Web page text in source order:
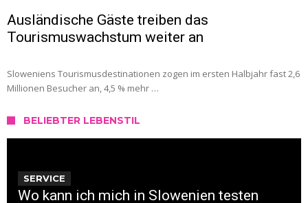
Ausländische Gäste treiben das
Tourismuswachstum weiter an
Sloweniens Tourismusdestinationen zogen im ersten Halbjahr fast 2,6
Millionen Besucher an, 4,5 % mehr …
BELIEBTER LEBENSTIL
SERVICE
Wo kann ich mich in Slowenien testen